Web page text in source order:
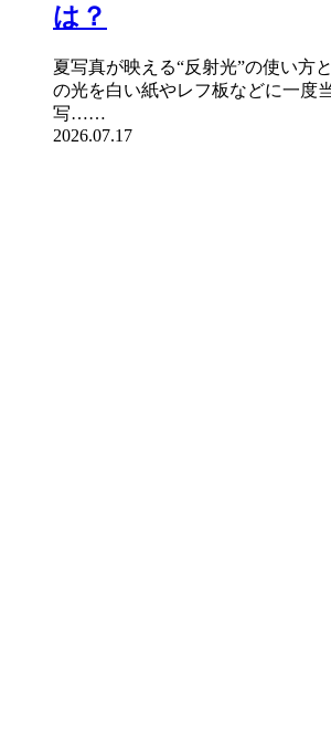
は？
夏写真が映える“反射光”の使い方
の光を白い紙やレフ板などに一度
写……
2026.07.17